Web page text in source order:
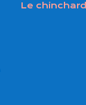
Le chinchard